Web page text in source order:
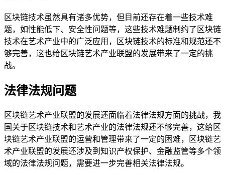
区块链技术虽然具有诸多优势，但目前还存在着一些技术难
题，如性能低下、安全性问题等，这些技术难题制约了区块链
技术在艺术产业中的广泛应用，区块链技术的标准和规范还不
够完善，这也给区块链艺术产业联盟的发展带来了一定的挑
战。
法律法规问题
区块链艺术产业联盟的发展还面临着法律法规方面的挑战，我
国关于区块链技术和艺术产业的法律法规还不够完善，这给区
块链艺术产业联盟的运营和管理带来了一定的困难，区块链艺
术产业联盟的发展还涉及到知识产权保护、金融监管等多个领
域的法律法规问题，需要进一步完善相关法律法规。